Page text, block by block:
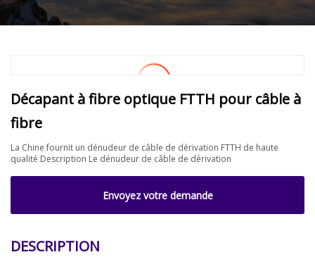
Décapant à fibre optique FTTH pour câble à
fibre
La Chine fournit un dénudeur de câble de dérivation FTTH de haute
qualité Description Le dénudeur de câble de dérivation
Envoyez votre demande
DESCRIPTION